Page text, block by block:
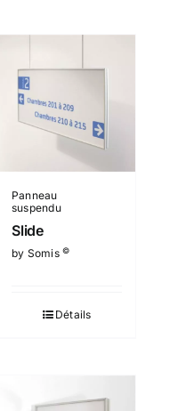
Panneau
suspendu
Slide
by Somis©
Détails